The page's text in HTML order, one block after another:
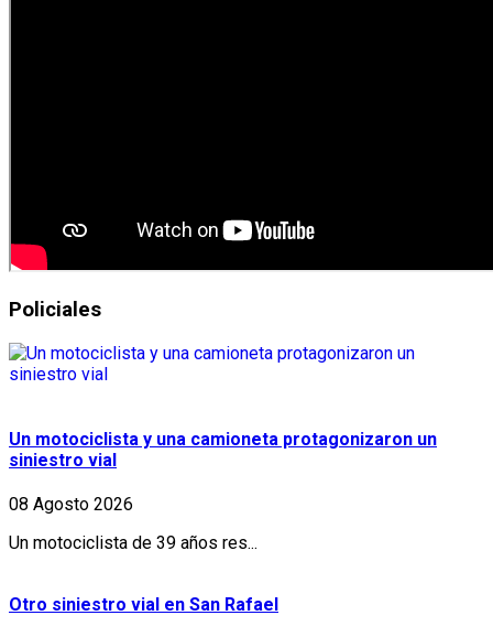
Policiales
Un motociclista y una camioneta protagonizaron un
siniestro vial
08 Agosto 2026
Un motociclista de 39 años res...
Otro siniestro vial en San Rafael